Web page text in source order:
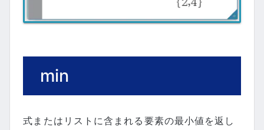
min
式またはリストに含まれる要素の最小値を返し